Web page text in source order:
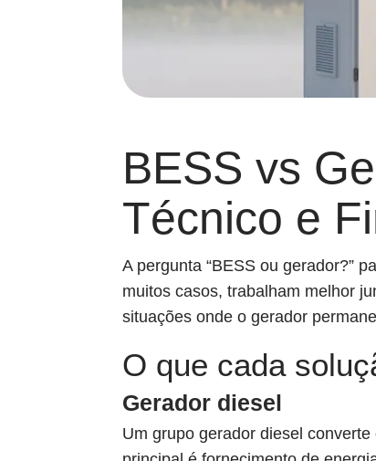
BESS vs
Técnico e
A pergunta “BESS ou gerador?”
muitos casos, trabalham melhor
situações onde o gerador
O que cada
Gerador diesel
Um grupo gerador diesel